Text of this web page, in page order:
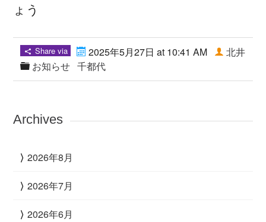
ょう
Share via
2025年5月27日 at 10:41 AM
お知らせ
北井
千都代
Archives
2026年8月
2026年7月
2026年6月